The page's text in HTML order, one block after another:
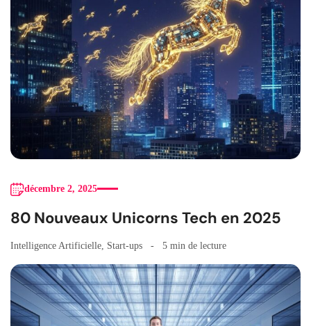
décembre 2, 2025
80 Nouveaux Unicorns Tech en 2025
Intelligence Artificielle Start-ups 5 min de lecture